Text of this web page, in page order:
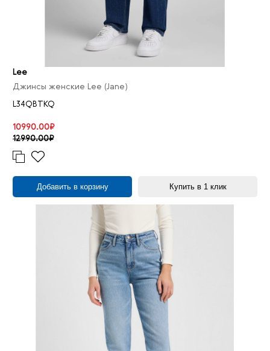
Lee
Джинсы женские Lee (Jane)
L34QBTKQ
10990.00₽
12990.00₽
Добавить в корзину Купить в 1 клик